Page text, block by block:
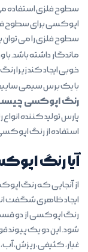
سطوح فلزی استفاده
اپوکسی برای سطوح
سطوح فلزی را می توان با
ماندگار داشته باشد. با
خوبی ایجاد کند زیرا
با یک برس سیمی ساییده
رنگ اپوکسی چیست
پارس تولید کننده
استفاده از رنگ
آیا رنگ
از آنجایی که رنگ
ایجاد ظاهری شگفت
رنگ اپوکسی از دو
شود. این دو یک پیوند
غبار، کثیفی، ریزش،